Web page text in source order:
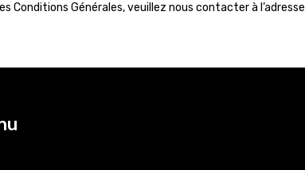
Conditions Générales, veuillez nous contacter à l’adresse